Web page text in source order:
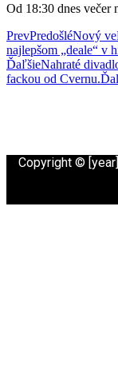
Od 18:30 dnes večer
PrevPredošléNový
najlepšom „deale“ v
ĎaľšieNahraté
fackou od Cvernu.
Copyright ©